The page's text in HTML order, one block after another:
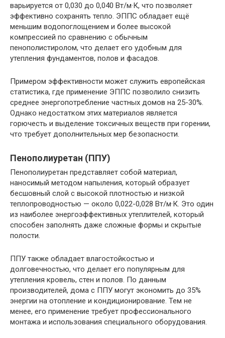
варьируется от 0,030 до 0,040 Вт/м·К, что позволяет
эффективно сохранять тепло. ЭППС обладает ещё
меньшим водопоглощением и более высокой
компрессией по сравнению с обычным
пенополистиролом, что делает его удобным для
утепления фундаментов, полов и фасадов.
Примером эффективности может служить европейская
статистика, где применение ЭППС позволило снизить
среднее энергопотребление частных домов на 25-30%.
Однако недостатком этих материалов является
горючесть и выделение токсичных веществ при горении,
что требует дополнительных мер безопасности.
Пенополиуретан (ППУ)
Пенополиуретан представляет собой материал,
наносимый методом напыления, который образует
бесшовный слой с высокой плотностью и низкой
теплопроводностью — около 0,022-0,028 Вт/м·К. Это один
из наиболее энергоэффективных утеплителей, который
способен заполнять даже сложные формы и скрытые
полости.
ППУ также обладает влагостойкостью и
долговечностью, что делает его популярным для
утепления кровель, стен и полов. По данным
производителей, дома с ППУ могут экономить до 35%
энергии на отопление и кондиционирование. Тем не
менее, его применение требует профессионального
монтажа и использования специального оборудования.